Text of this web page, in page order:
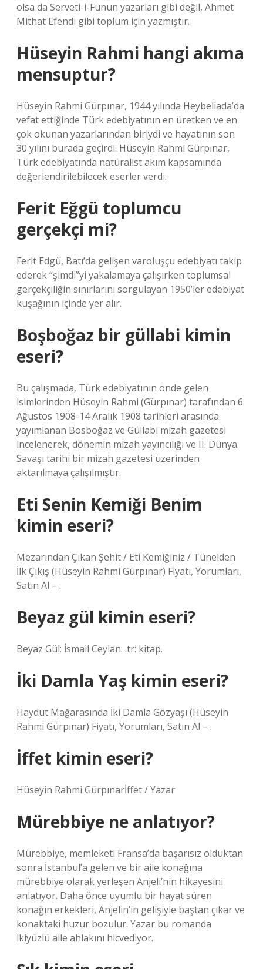
olsa da Serveti-i-Fünun yazarları gibi değil, Ahmet
Mithat Efendi gibi toplum için yazmıştır.
Hüseyin Rahmi hangi akıma
mensuptur?
Hüseyin Rahmi Gürpınar, 1944 yılında Heybeliada’da
vefat ettiğinde Türk edebiyatının en üretken ve en
çok okunan yazarlarından biriydi ve hayatının son
30 yılını burada geçirdi. Hüseyin Rahmi Gürpınar,
Türk edebiyatında natüralist akım kapsamında
değerlendirilebilecek eserler verdi.
Ferit Eğgü toplumcu
gerçekçi mi?
Ferit Edgü, Batı’da gelişen varoluşçu edebiyatı takip
ederek “şimdi”yi yakalamaya çalışırken toplumsal
gerçekçiliğin sınırlarını sorgulayan 1950’ler edebiyat
kuşağının içinde yer alır.
Boşboğaz bir güllabi kimin
eseri?
Bu çalışmada, Türk edebiyatının önde gelen
isimlerinden Hüseyin Rahmi (Gürpınar) tarafından 6
Ağustos 1908-14 Aralık 1908 tarihleri ​​arasında
yayımlanan Bosboğaz ve Güllabi mizah gazetesi
incelenerek, dönemin mizah yayıncılığı ve II. Dünya
Savaşı tarihi bir mizah gazetesi üzerinden
aktarılmaya çalışılmıştır.
Eti Senin Kemiği Benim
kimin eseri?
Mezarından Çıkan Şehit / Eti Kemiğiniz / Tünelden
İlk Çıkış (Hüseyin Rahmi Gürpınar) Fiyatı, Yorumları,
Satın Al – .
Beyaz gül kimin eseri?
Beyaz Gül: İsmail Ceylan: .tr: kitap.
İki Damla Yaş kimin eseri?
Haydut Mağarasında İki Damla Gözyaşı (Hüseyin
Rahmi Gürpınar) Fiyatı, Yorumları, Satın Al – .
İffet kimin eseri?
Hüseyin Rahmi Gürpınarİffet / Yazar
Mürebbiye ne anlatıyor?
Mürebbiye, memleketi Fransa’da başarısız olduktan
sonra İstanbul’a gelen ve bir aile konağına
mürebbiye olarak yerleşen Anjeli’nin hikayesini
anlatıyor. Daha önce uyumlu bir hayat süren
konağın erkekleri, Anjelin’in gelişiyle baştan çıkar ve
konaktaki huzur bozulur. Yazar bu romanda
ikiyüzlü aile ahlakını hicvediyor.